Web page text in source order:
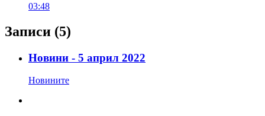
03:48
Записи (5)
Новини - 5 април 2022
Новините